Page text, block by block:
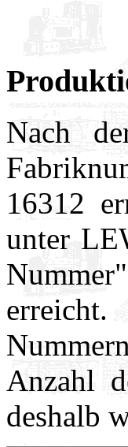
Nach
16312
unter
Anzahl
deshalb